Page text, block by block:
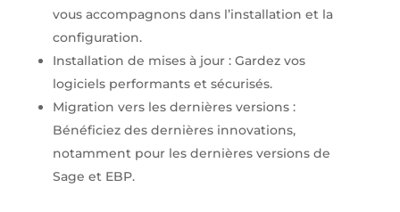
vous accompagnons dans l’installation et la
configuration.
Installation de mises à jour : Gardez vos
logiciels performants et sécurisés.
Migration vers les dernières versions :
Bénéficiez des dernières innovations,
notamment pour les dernières versions de
Sage et EBP.